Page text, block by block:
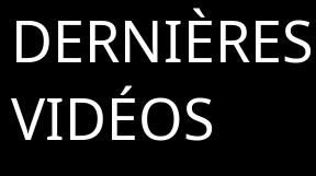
DERNIÈRES
VIDÉOS